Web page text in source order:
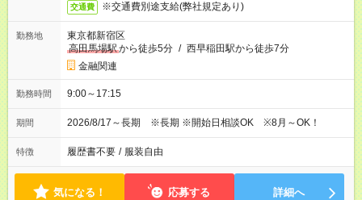
交通費 ※交通費別途支給(弊社規定あり)
勤務地
東京都新宿区
高田馬場駅から徒歩5分 / 西早稲田駅から徒歩7分
金融関連
勤務時間 9:00～17:15
期間 2026/8/17～長期 ※長期 ※開始日相談OK ※8月～OK！
特徴 履歴書不要 / 服装自由
気になる！ 応募する 詳細へ